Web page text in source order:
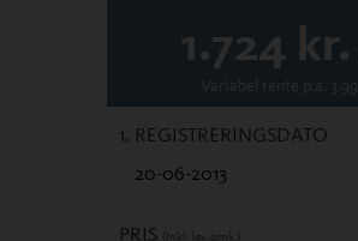
1.724 kr.
Variabel rente p.a. 3.99
1. REGISTRERINGSDATO
PRIS (Inkl. lev. omk.)